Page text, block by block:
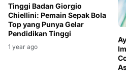
Tinggi Badan Giorgio
Chiellini: Pemain Sepak Bola
Top yang Punya Gelar
Pendidikan Tinggi
1 year ago